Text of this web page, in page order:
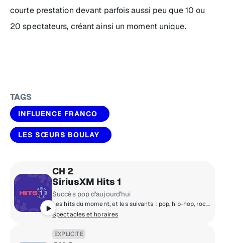
courte prestation devant parfois aussi peu que 10 ou
20 spectateurs, créant ainsi un moment unique.
TAGS
INFLUENCE FRANCO
LES SŒURS BOULAY
CH 2
SiriusXM Hits 1
Succès pop d'aujourd'hui
Les hits du moment, et les suivants : pop, hip-hop, rock, rhythm and blues, country et R&B ! Retrouve The Morning Mash Up avec Ryan & Nicole, Mack & Jen en milieu de journée, Tony Fly & Symon en après-midi et Mikey Piff en soirée avec Spyder Harrison et le compte à rebours du week-end de HITS 1.
Spectacles et horaires
EXPLICITE